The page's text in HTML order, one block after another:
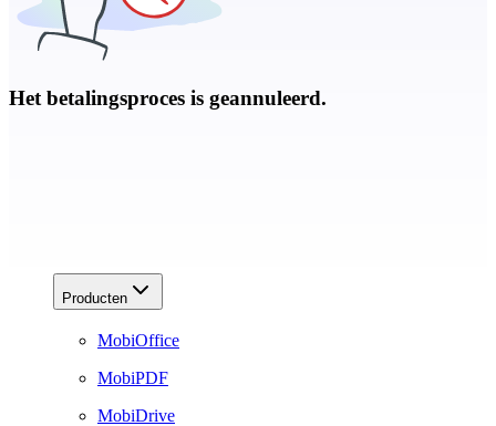
Het betalingsproces is geannuleerd.
Producten
MobiOffice
MobiPDF
MobiDrive